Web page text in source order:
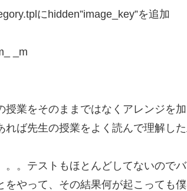
にhidden”image_key”を追加
_m
業をそのままではなくアレンジを加
ば先生の授業をよく読んで理解し
。テストもほとんどしてないので
やって、その結果何が起こっても